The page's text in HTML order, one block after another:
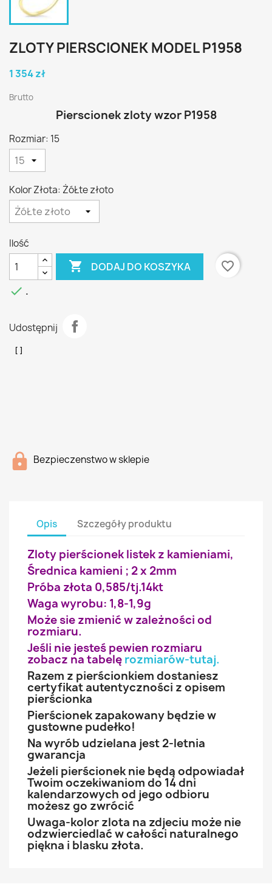
ZLOTY PIERSCIONEK MODEL P1958
1 354 zł
Brutto
Pierscionek zloty wzor P1958
Rozmiar: 15
Kolor Złota: ŻóŁte złoto
Ilość
 DODAJ DO KOSZYKA
favorite_border
 .
Udostępnij
Bezpieczenstwo w sklepie
Opis Szczegóły produktu
Zloty pierścionek listek z kamieniami,
Średnica kamieni ; 2 x 2mm
Próba złota 0,585/tj.14kt
Waga wyrobu: 1,8-1,9g
Może sie zmienić w zależności od
rozmiaru.
Jeśli nie jesteś pewien rozmiaru
zobacz na tabelę rozmiarów-tutaj.
Razem z pierścionkiem dostaniesz
certyfikat autentyczności z opisem
pierścionka
Pierścionek zapakowany będzie w
gustowne pudełko!
Na wyrób udzielana jest 2-letnia
gwarancja
Jeżeli pierścionek nie będą odpowiadał
Twoim oczekiwaniom do 14 dni
kalendarzowych od jego odbioru
możesz go zwrócić
Uwaga-kolor zlota na zdjeciu może nie
odzwierciedlać w całości naturalnego
piękna i blasku złota.